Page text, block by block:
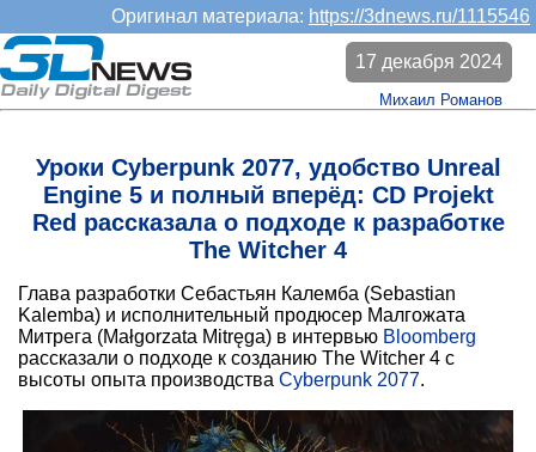
Оригинал материала: https://3dnews.ru/1115546
Уроки Cyberpunk 2077, удобство Unreal
Engine 5 и полный вперёд: CD Projekt
Red рассказала о подходе к разработке
The Witcher 4
17 декабря 2024
Михаил Романов
Глава разработки Себастьян Калемба (Sebastian
Kalemba) и исполнительный продюсер Малгожата
Митрега (Małgorzata Mitręga) в интервью Bloomberg
рассказали о подходе к созданию The Witcher 4 с
высоты опыта производства Cyberpunk 2077.